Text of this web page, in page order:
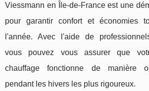
Viessmann en Île-de-France est une
pour garantir confort et économies
l'année. Avec l'aide de
vous pouvez vous assurer que
chauffage fonctionne de manière
pendant les hivers les plus rigoureux.